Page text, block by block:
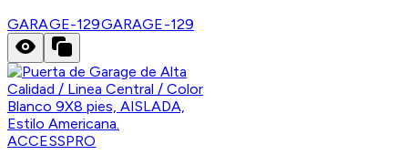
GARAGE-129GARAGE-129
ACCESSPRO